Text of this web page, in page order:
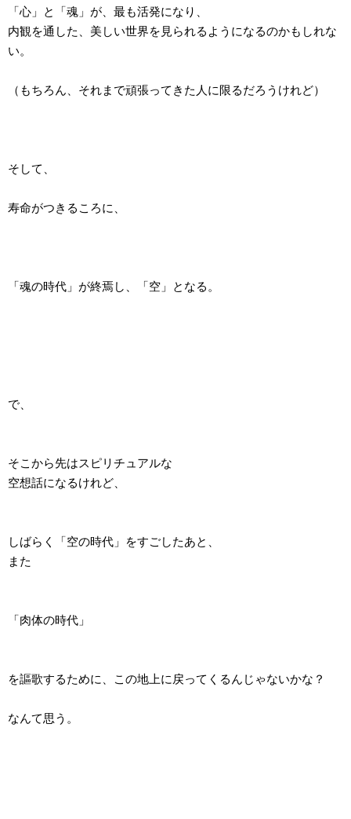
「心」と「魂」が、最も活発になり、
内観を通した、美しい世界を見られるようになるのかもしれな
い。
（もちろん、それまで頑張ってきた人に限るだろうけれど）
そして、
寿命がつきるころに、
「魂の時代」が終焉し、「空」となる。
で、
そこから先はスピリチュアルな
空想話になるけれど、
しばらく「空の時代」をすごしたあと、
また
「肉体の時代」
を謳歌するために、この地上に戻ってくるんじゃないかな？
なんて思う。